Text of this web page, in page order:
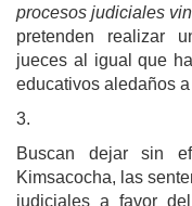
procesos judiciales
pretenden realizar
jueces al igual que
educativos aledaños
3.
Buscan dejar sin
Kimsacocha, las
judiciales a favor